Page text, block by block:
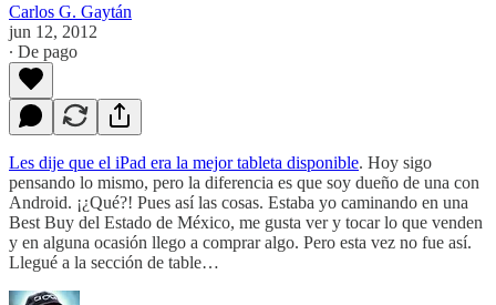
Carlos G. Gaytán
jun 12, 2012
∙ De pago
Les dije que el iPad era la mejor tableta disponible. Hoy sigo
pensando lo mismo, pero la diferencia es que soy dueño de una con
Android. ¡¿Qué?! Pues así las cosas. Estaba yo caminando en una
Best Buy del Estado de México, me gusta ver y tocar lo que venden
y en alguna ocasión llego a comprar algo. Pero esta vez no fue así.
Llegué a la sección de table…